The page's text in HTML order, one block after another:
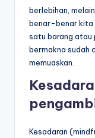
berlebihan,
benar-benar kita
satu barang atau
bermakna sudah
memuaskan.
Kesadaran